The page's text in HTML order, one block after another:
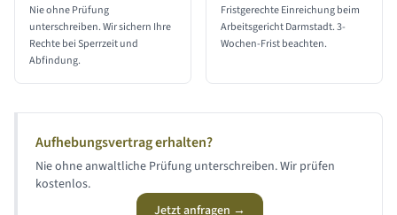
Nie ohne Prüfung
unterschreiben. Wir sichern Ihre
Rechte bei Sperrzeit und
Abfindung.
Fristgerechte Einreichung beim
Arbeitsgericht Darmstadt. 3-
Wochen-Frist beachten.
Aufhebungsvertrag erhalten?
Nie ohne anwaltliche Prüfung unterschreiben. Wir prüfen
kostenlos.
Jetzt anfragen →